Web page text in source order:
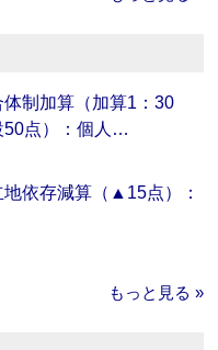
体制加算（加算1：30
50点）：個人…
地依存減算（▲15点）：
もっと見る »